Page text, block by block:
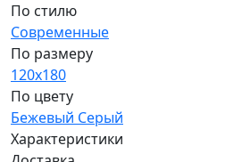
По стилю
Современные
По размеру
120x180
По цвету
Бежевый Серый
Характеристики